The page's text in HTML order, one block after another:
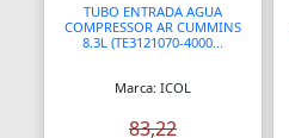
TUBO ENTRADA AGUA
COMPRESSOR AR CUMMINS
8.3L (TE3121070-4000...
Marca: ICOL
83,22